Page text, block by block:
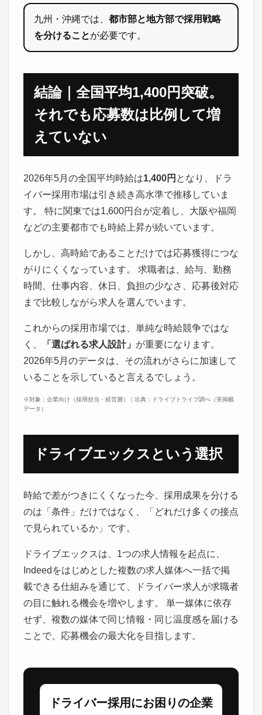
九州・沖縄では、 都市部と地方部で採用戦略
を分けることが必要です。
結論｜全国平均1,400円突破。
それでも応募数は比例して増
えていない
2026年5月の全国平均時給は1,400円 となり、ドラ
イバー採用市場は引き続き高水準で推移していま
す。 特に関東では1,600円台が定着し、大阪や福岡
などの主要都市でも時給上昇が続いています。
しかし、高時給であることだけでは応募獲得につな
がりにくくなっています。 求職者は、給与、勤務
時間、仕事内容、休日、負担の少なさ、応募後対応
まで比較しながら求人を選んでいます。
これからの採用市場では、単純な時給競争ではな
く、
「選ばれる求人設計」 が重要になります。
2026年5月のデータは、その流れがさらに加速して
いることを示していると言えるでしょう。
※対象：企業向け（採用担当・経営層）｜出典：ドライブトライブ調べ（実掲載
データ）
ドライブエックスという選択
時給で差がつきにくくなった今、採用成果を分ける
のは「条件」だけではなく、「どれだけ多くの接点
で見られているか」です。
ドライブエックスは、1つの求人情報を起点に、
Indeedをはじめとした複数の求人媒体へ一括で掲
載できる仕組みを通じて、ドライバー求人が求職者
の目に触れる機会を増やします。 単一媒体に依存
せず、複数の媒体で同じ情報・同じ温度感を届ける
ことで、応募機会の最大化を目指します。
ドライバー採用にお困りの企業